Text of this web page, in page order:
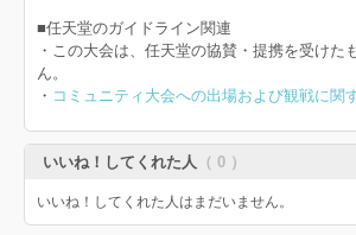
■任天堂のガイドライン関連
・この大会は、任天堂の協賛・提携を受けた
ん。
・ コミュニティ大会への出場および観戦に関
いいね！してくれた人 （ 0 ）
いいね！してくれた人はまだいません。